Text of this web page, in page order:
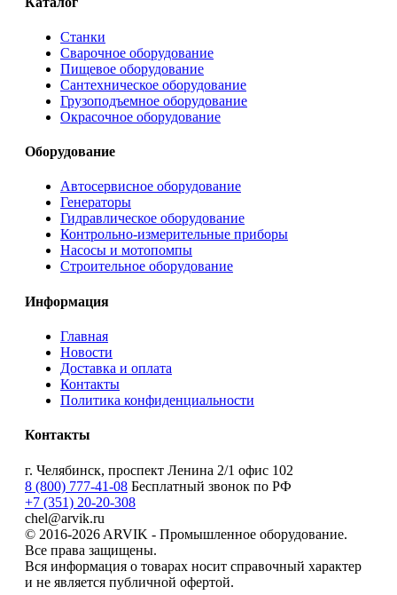
Станки
Сварочное оборудование
Пищевое оборудование
Сантехническое оборудование
Грузоподъемное оборудование
Окрасочное оборудование
Оборудование
Автосервисное оборудование
Генераторы
Гидравлическое оборудование
Контрольно-измерительные приборы
Насосы и мотопомпы
Строительное оборудование
Информация
Главная
Новости
Доставка и оплата
Контакты
Политика конфиденциальности
Контакты
г. Челябинск, проспект Ленина 2/1 офис 102
8 (800) 777-41-08 Бесплатный звонок по РФ
+7 (351) 20-20-308
chel@arvik.ru
© 2016-2026 ARVIK - Промышленное оборудование.
Все права защищены.
Вся информация о товарах носит справочный характер
и не является публичной офертой.